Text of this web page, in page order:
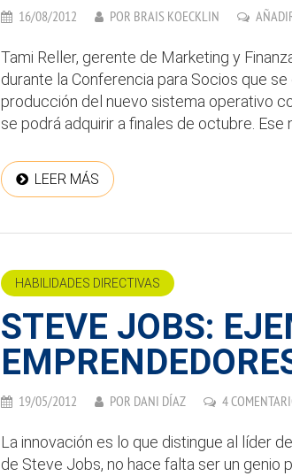
16/08/2012 POR BRAIS KOECKLIN
Tami Reller, gerente de Marketing y
durante la Conferencia para Socios que
producción del nuevo sistema operativo
se podrá adquirir a finales de octubre. Ese
LEER MÁS
HABILIDADES DIRECTIVAS
STEVE JOBS:
19/05/2012 POR DANI DÍAZ 4
La innovación es lo que distingue al líder
de Steve Jobs, no hace falta ser un genio